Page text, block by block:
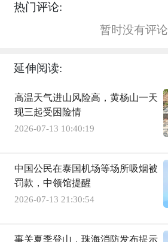
热门评论:
暂时没有评论
延伸阅读:
高温天气进山风险高，黄杨山一天
现三起受困险情
2026-07-13 10:40:19
中国公民在泰国机场等场所吸烟被
罚款，中领馆提醒
2026-07-13 21:30:54
事关夏季登山，珠海消防发布提示